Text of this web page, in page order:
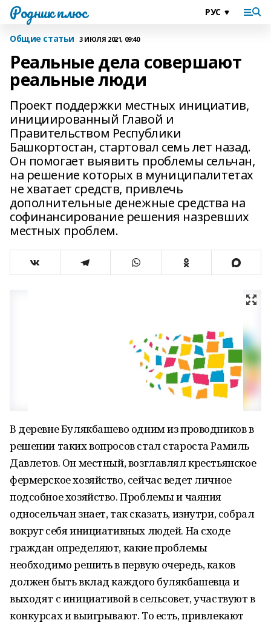
Родник плюс
Общие статьи 3 ИЮЛЯ 2021, 09:40
Реальные дела совершают
реальные люди
Проект поддержки местных инициатив,
инициированный Главой и
Правительством Республики
Башкортостан, стартовал семь лет назад.
Он помогает выявить проблемы сельчан,
на решение которых в муниципалитетах
не хватает средств, привлечь
дополнительные денежные средства на
софинансирование решения назревших
местных проблем.
В деревне Булякбашево одним из проводников в
решении таких вопросов стал староста Рамиль
Давлетов. Он местный, возглавлял крестьянское
фермерское хозяйство, сейчас ведет личное
подсобное хозяйство. Проблемы и чаяния
односельчан знает, так сказать, изнутри, собрал
вокруг себя инициативных людей. На сходе
граждан определяют, какие проблемы
необходимо решить в первую очередь, каков
должен быть вклад каждого булякбашевца и
выходят с инициативой в сельсовет, участвуют в
конкурсах и выигрывают. То есть, привлекают